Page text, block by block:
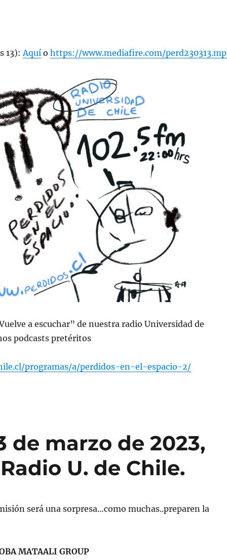
13):Aquío https://www.mediafire.com/
a escuchar” de nuestra radio Universidad de
podcasts pretéritos
programas/a/perdidos-en-el-espacio-2/
de marzo de 2023,
U. de Chile.
será una sorpresa…como muchas..preparen la
MATAALI GROUP